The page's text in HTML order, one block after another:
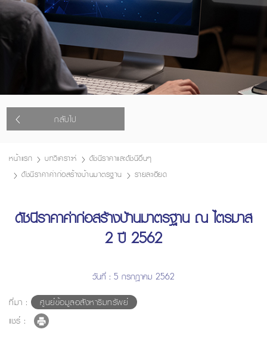
กลับไป
หน้าแรก บทวิเคราะห์
ดัชนีราคาและดัชนีอื่นๆ
ดัชนีราคาค่าก่อสร้างบ้านมาตรฐาน
รายละเอียด
ดัชนีราคาค่าก่อสร้างบ้านมาตรฐาน ณ ไตรมาส
2 ปี 2562
วันที่ : 5 กรกฎาคม 2562
ที่มา :
ศูนย์ข้อมูลอสังหาริมทรัพย์
แชร์ :